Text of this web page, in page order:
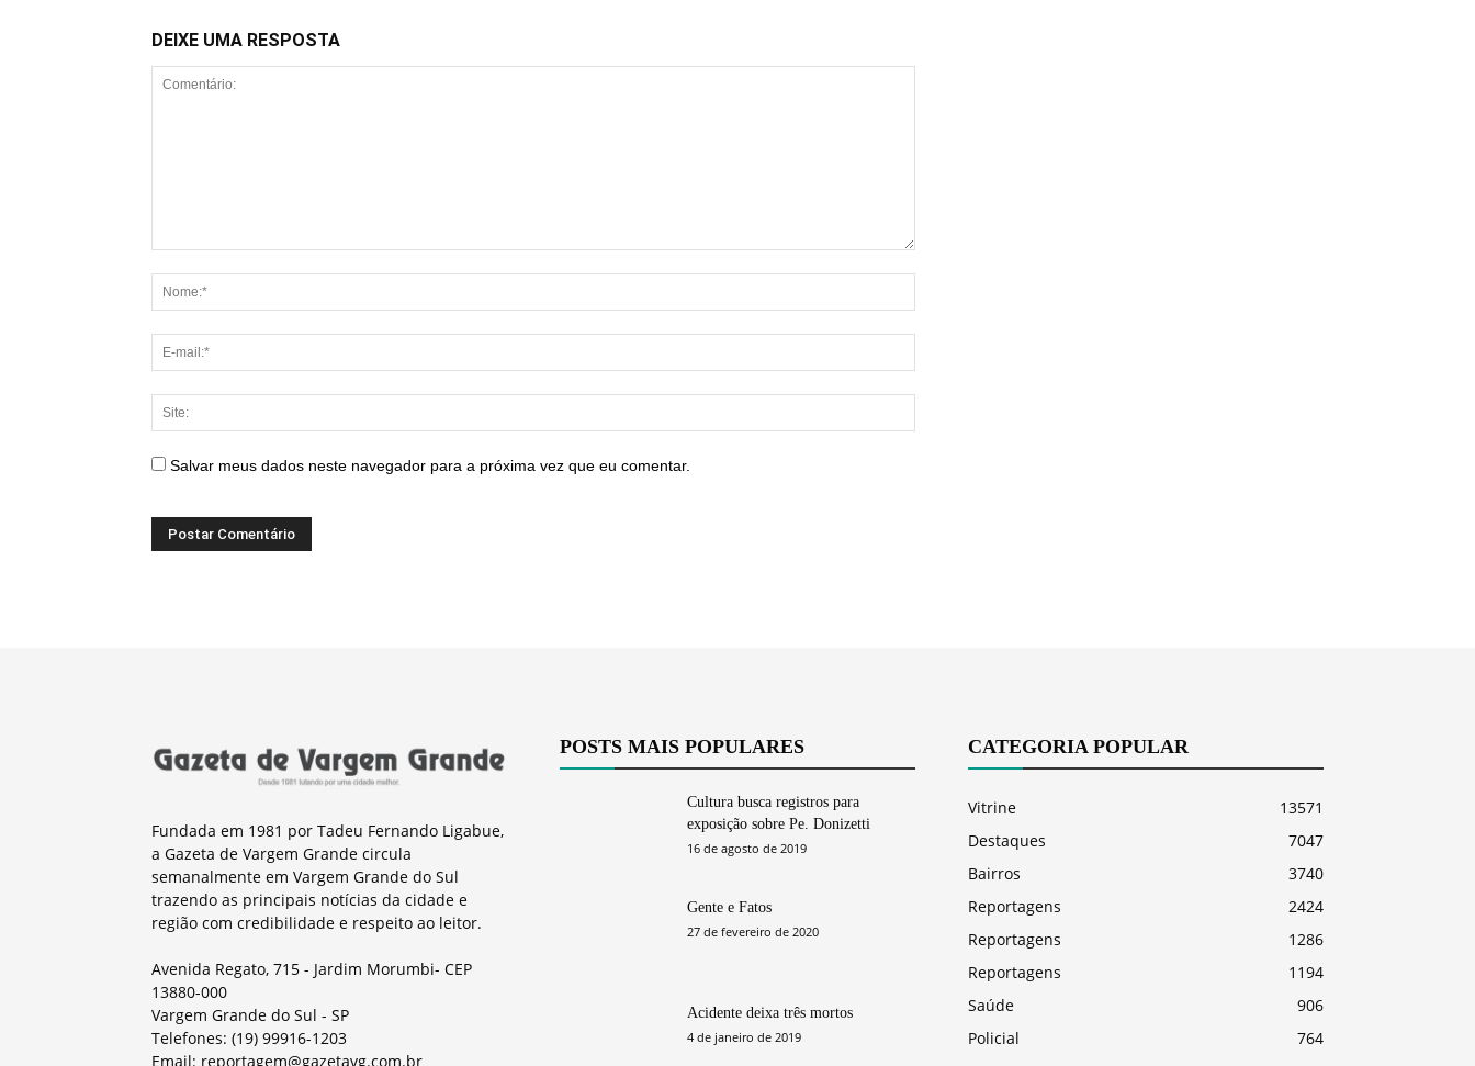
DEIXE UMA RESPOSTA
Salvar meus dados neste navegador para a próxima vez que eu comentar.
Fundada em 1981 por Tadeu Fernando Ligabue,
a Gazeta de Vargem Grande circula
semanalmente em Vargem Grande do Sul
trazendo as principais notícias da cidade e
região com credibilidade e respeito ao leitor.
Avenida Regato, 715 - Jardim Morumbi- CEP
13880-000
Vargem Grande do Sul - SP
Telefones: (19) 99916-1203
Email: reportagem@gazetavg.com.br
POSTS MAIS POPULARES
Cultura busca registros para
exposição sobre Pe. Donizetti
16 de agosto de 2019
Gente e Fatos
27 de fevereiro de 2020
Acidente deixa três mortos
4 de janeiro de 2019
CATEGORIA POPULAR
Vitrine
13571
Destaques
7047
Bairros
3740
Reportagens
2424
Reportagens
1286
Reportagens
1194
Saúde
906
Policial
764